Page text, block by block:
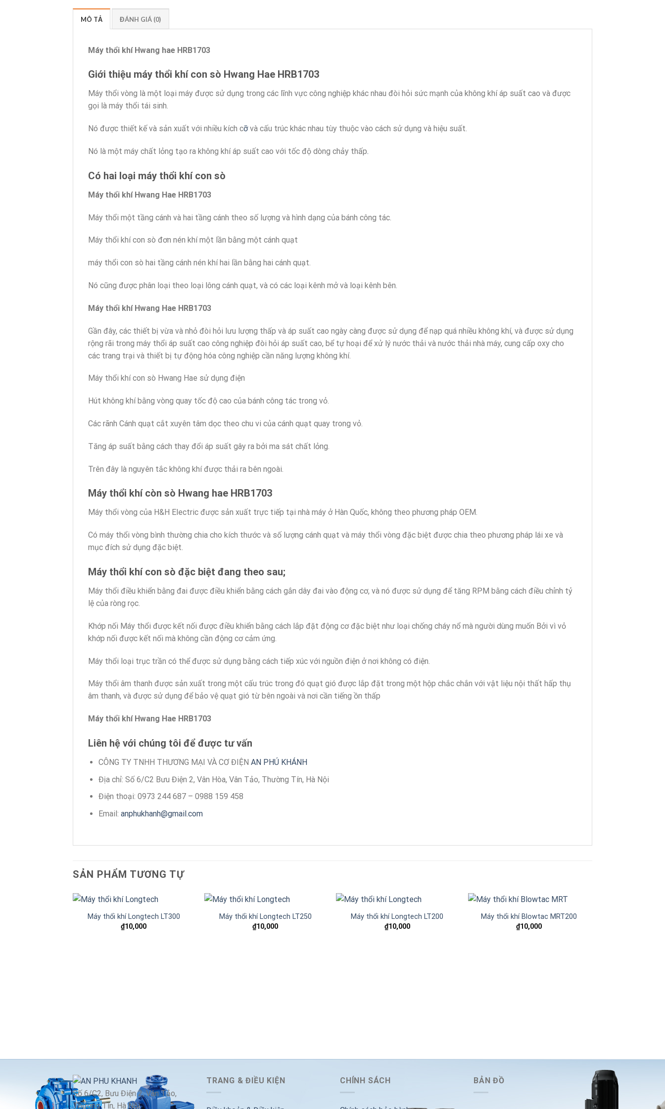
MÔ TẢ ĐÁNH GIÁ (0)
Máy thổi khí Hwang hae HRB1703
Giới thiệu máy thổi khí con sò Hwang Hae HRB1703
Máy thổi vòng là một loại máy được sử dụng trong các lĩnh vực công nghiệp khác nhau đòi hỏi sức mạnh của không khí áp suất cao và được
gọi là máy thổi tái sinh.
Nó được thiết kế và sản xuất với nhiều kích cỡvà cấu trúc khác nhau tùy thuộc vào cách sử dụng và hiệu suất.
Nó là một máy chất lỏng tạo ra không khí áp suất cao với tốc độ dòng chảy thấp.
Có hai loại máy thổi khí con sò
Máy thổi khí Hwang Hae HRB1703
Máy thổi một tầng cánh và hai tầng cánh theo số lượng và hình dạng của bánh công tác.
Máy thổi khí con sò đơn nén khí một lần bằng một cánh quạt
máy thổi con sò hai tầng cánh nén khí hai lần bằng hai cánh quạt.
Nó cũng được phân loại theo loại lông cánh quạt, và có các loại kênh mở và loại kênh bên.
Máy thổi khí Hwang Hae HRB1703
Gần đây, các thiết bị vừa và nhỏ đòi hỏi lưu lượng thấp và áp suất cao ngày càng được sử dụng để nạp quá nhiều không khí, và được sử dụng
rộng rãi trong máy thổi áp suất cao công nghiệp đòi hỏi áp suất cao, bể tự hoại để xử lý nước thải và nước thải nhà máy, cung cấp oxy cho
các trang trại và thiết bị tự động hóa công nghiệp cần năng lượng không khí.
Máy thổi khí con sò Hwang Hae sử dụng điện
Hút không khí bằng vòng quay tốc độ cao của bánh công tác trong vỏ.
Các rãnh Cánh quạt cắt xuyên tâm dọc theo chu vi của cánh quạt quay trong vỏ.
Tăng áp suất bằng cách thay đổi áp suất gây ra bởi ma sát chất lỏng.
Trên đây là nguyên tắc không khí được thải ra bên ngoài.
Máy thổi khí còn sò Hwang hae HRB1703
Máy thổi vòng của H&H Electric được sản xuất trực tiếp tại nhà máy ở Hàn Quốc, không theo phương pháp OEM.
Có máy thổi vòng bình thường chia cho kích thước và số lượng cánh quạt và máy thổi vòng đặc biệt được chia theo phương pháp lái xe và
mục đích sử dụng đặc biệt.
Máy thổi khí con sò đặc biệt đang theo sau;
Máy thổi điều khiển bằng đai được điều khiển bằng cách gắn dây đai vào động cơ, và nó được sử dụng để tăng RPM bằng cách điều chỉnh tỷ
lệ của ròng rọc.
Khớp nối Máy thổi được kết nối được điều khiển bằng cách lắp đặt động cơ đặc biệt như loại chống cháy nổ mà người dùng muốn Bởi vì vỏ
khớp nối được kết nối mà không cần động cơ cảm ứng.
Máy thổi loại trục trần có thể được sử dụng bằng cách tiếp xúc với nguồn điện ở nơi không có điện.
Máy thổi âm thanh được sản xuất trong một cấu trúc trong đó quạt gió được lắp đặt trong một hộp chắc chắn với vật liệu nội thất hấp thụ
âm thanh, và được sử dụng để bảo vệ quạt gió từ bên ngoài và nơi cần tiếng ồn thấp
Máy thổi khí Hwang Hae HRB1703
Liên hệ với chúng tôi để được tư vấn
CÔNG TY TNHH THƯƠNG MẠI VÀ CƠ ĐIỆN AN PHÚ KHÁNH
Địa chỉ: Số 6/C2 Bưu Điện 2, Vân Hòa, Vân Tảo, Thường Tín, Hà Nội
Điện thoại: 0973 244 687 – 0988 159 458
Email: anphukhanh@gmail.com
SẢN PHẨM TƯƠNG TỰ
Máy thổi khí Longtech LT300
₫10,000
Máy thổi khí Longtech LT250
₫10,000
Máy thổi khí Longtech LT200
₫10,000
Máy thổi khí Blowtac MRT200
₫10,000
Số 6/C2, Bưu Điện 2, Vân Tảo,
Thường Tín, Hà Nội
TRANG & ĐIỀU KIỆN CHÍNH SÁCH BẢN ĐỒ